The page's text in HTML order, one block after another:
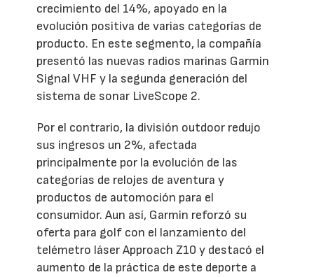
crecimiento del 14%, apoyado en la
evolución positiva de varias categorías de
producto. En este segmento, la compañía
presentó las nuevas radios marinas Garmin
Signal VHF y la segunda generación del
sistema de sonar LiveScope 2.
Por el contrario, la división outdoor redujo
sus ingresos un 2%, afectada
principalmente por la evolución de las
categorías de relojes de aventura y
productos de automoción para el
consumidor. Aun así, Garmin reforzó su
oferta para golf con el lanzamiento del
telémetro láser Approach Z10 y destacó el
aumento de la práctica de este deporte a